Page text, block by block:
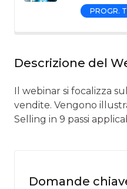
PROGR.
Descrizione del
Il webinar si focalizza
vendite. Vengono
Selling in 9 passi
Domande